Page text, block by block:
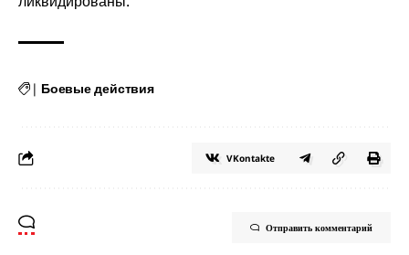
| Боевые действия
VKontakte
Отправить комментарий